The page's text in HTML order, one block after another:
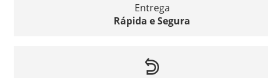
Entrega
Rápida e Segura